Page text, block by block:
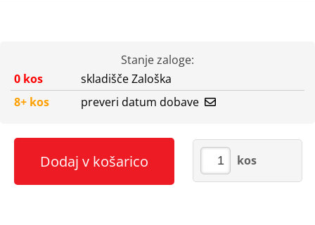
Stanje zaloge:
0 kos
skladišče Zaloška
8+ kos
preveri datum dobave
Dodaj v košarico kos